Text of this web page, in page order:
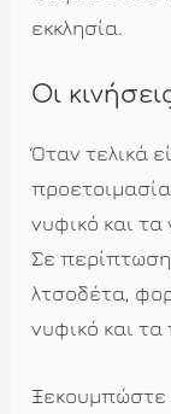
εκκλησία.
Οι
Όταν τελικά
νυφικό και
Σε περίπτωση
λτσοδέτα,
νυφικό και
Ξεκουμπώστε